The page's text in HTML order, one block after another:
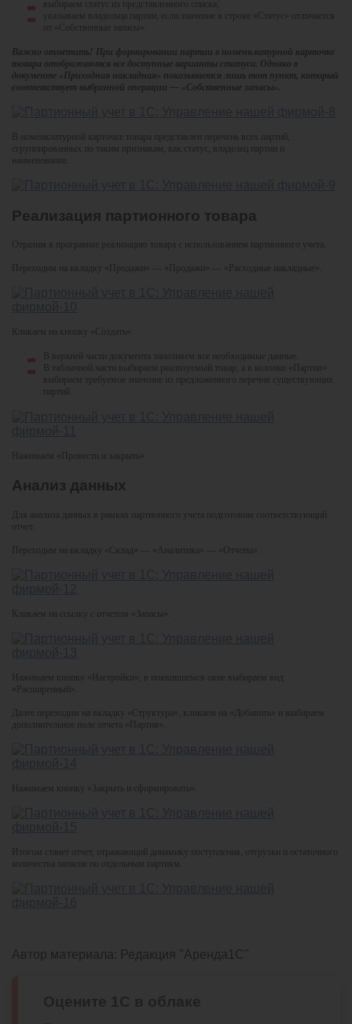
выбираем статус из представленного списка;
указываем владельца партии, если значение в строке «Статус» отличается
от «Собственные запасы».
Важно отметить! При формировании партии в номенклатурной карточке
товара отображаются все доступные варианты статуса. Однако в
документе «Приходная накладная» показывается лишь тот пункт, который
соответствует выбранной операции — «Собственные запасы».
В номенклатурной карточке товара представлен перечень всех партий,
сгруппированных по таким признакам, как статус, владелец партии и
наименование.
Реализация партионного товара
Отразим в программе реализацию товара с использованием партионного учета.
Переходим на вкладку «Продажи» — «Продажи» — «Расходные накладные».
Кликаем на кнопку «Создать».
В верхней части документа заполняем все необходимые данные.
В табличной части выбираем реализуемый товар, а в колонке «Партия»
выбираем требуемое значение из предложенного перечня существующих
партий.
Нажимаем «Провести и закрыть».
Анализ данных
Для анализа данных в рамках партионного учета подготовим соответствующий
отчет.
Переходим на вкладку «Склад» — «Аналитика» — «Отчеты».
Кликаем на ссылку с отчетом «Запасы».
Нажимаем кнопку «Настройки», в появившемся окне выбираем вид
«Расширенный».
Далее переходим на вкладку «Структура», кликаем на «Добавить» и выбираем
дополнительное поле отчета «Партия».
Нажимаем кнопку «Закрыть и сформировать».
Итогом станет отчет, отражающий динамику поступления, отгрузки и остаточного
количества запасов по отдельным партиям.
Автор материала: Редакция "Аренда1С"